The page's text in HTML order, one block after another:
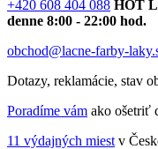
+420 608 404 088 HOT
denne 8:00 - 22:00 hod.
obchod@lacne-farby-
Dotazy, reklamácie, stav
Poradíme vám ako ošetriť
11 výdajných miest v